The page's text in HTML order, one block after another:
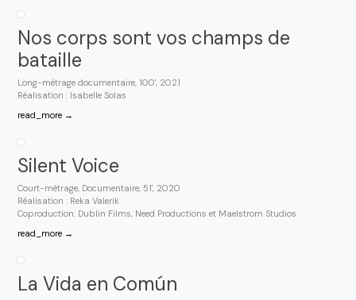
Nos corps sont vos champs de
bataille
Long-métrage documentaire, 100', 2021
Réalisation : Isabelle Solas
read_more →
Silent Voice
Court-métrage, Documentaire, 51', 2020
Réalisation : Reka Valerik
Coproduction: Dublin Films, Need Productions et Maelstrom Studios
read_more →
La Vida en Común